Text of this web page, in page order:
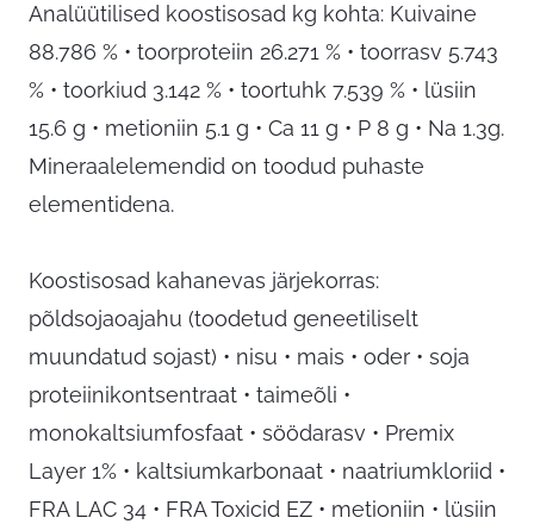
Analüütilised koostisosad kg kohta: Kuivaine
88.786 % • toorproteiin 26.271 % • toorrasv 5.743
% • toorkiud 3.142 % • toortuhk 7.539 % • lüsiin
15.6 g • metioniin 5.1 g • Ca 11 g • P 8 g • Na 1.3g.
Mineraalelemendid on toodud puhaste
elementidena.
Koostisosad kahanevas järjekorras:
põldsojaoajahu (toodetud geneetiliselt
muundatud sojast) • nisu • mais • oder • soja
proteiinikontsentraat • taimeõli •
monokaltsiumfosfaat • söödarasv • Premix
Layer 1% • kaltsiumkarbonaat • naatriumkloriid •
FRA LAC 34 • FRA Toxicid EZ • metioniin • lüsiin